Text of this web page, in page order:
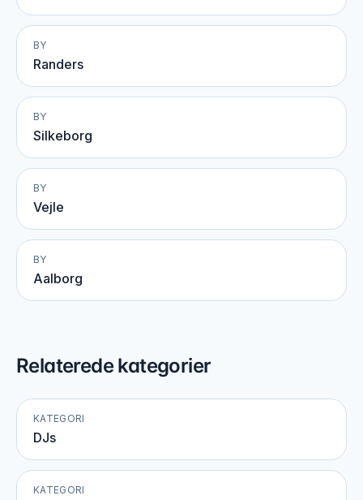
BY
Randers
BY
Silkeborg
BY
Vejle
BY
Aalborg
Relaterede kategorier
KATEGORI
DJs
KATEGORI